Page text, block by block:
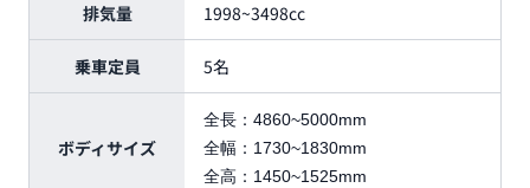
排気量 1998~3498cc
乗車定員 5名
ボディサイズ
全長： 4860~5000mm
全幅： 1730~1830mm
全高： 1450~1525mm